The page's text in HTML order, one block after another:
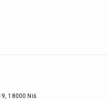
18000 Niš